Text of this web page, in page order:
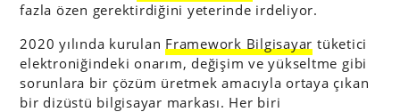
fazla özen gerektirdiğini yeterinde irdeliyor.
2020 yılında kurulan Framework Bilgisayar tüketici
elektroniğindeki onarım, değişim ve yükseltme gibi
sorunlara bir çözüm üretmek amacıyla ortaya çıkan
bir dizüstü bilgisayar markası. Her biri